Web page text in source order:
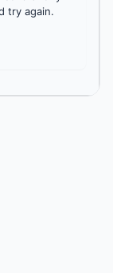
try again.